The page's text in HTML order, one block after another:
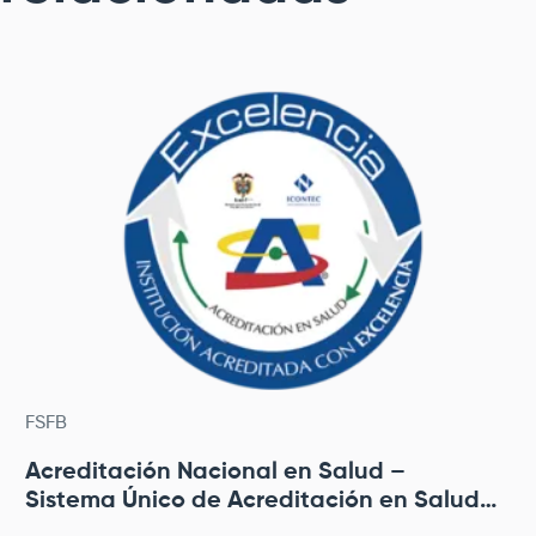
FSFB
Acreditación Nacional en Salud –
Sistema Único de Acreditación en Salud